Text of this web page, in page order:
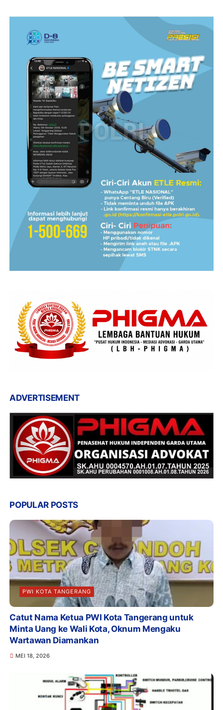
ADVERTISEMENT
POPULAR POSTS
PWI KOTA TANGERANG
Catut Nama Ketua PWI Kota Tangerang untuk
Minta Uang ke Wali Kota, Oknum Mengaku
Wartawan Diamankan
MEI 18, 2026